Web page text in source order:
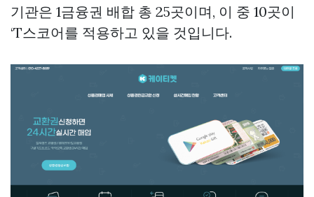
기관은 1금융권 배합 총 25곳이며, 이 중 10곳이
‘T스코어를 적용하고 있을 것입니다.